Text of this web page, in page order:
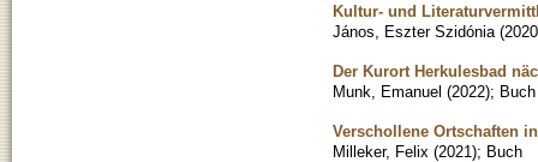
Kultur- und
János, Eszter Szidónia (
Der Kurort Herkulesbad
Munk, Emanuel (2022); Buch
Verschollene Ortschaften
Milleker, Felix (2021); Buch